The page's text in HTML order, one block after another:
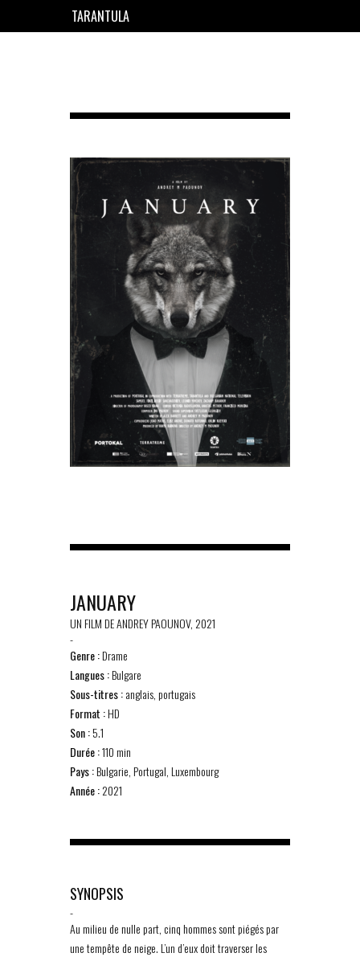
TARANTULA
JANUARY
UN FILM DE ANDREY PAOUNOV, 2021
-
Genre :Drame
Langues :Bulgare
Sous-titres :anglais, portugais
Format :HD
Son :5.1
Durée :110 min
Pays :Bulgarie, Portugal, Luxembourg
Année :2021
SYNOPSIS
-
Au milieu de nulle part, cinq hommes sont piégés par
une tempête de neige. L’un d’eux doit traverser les